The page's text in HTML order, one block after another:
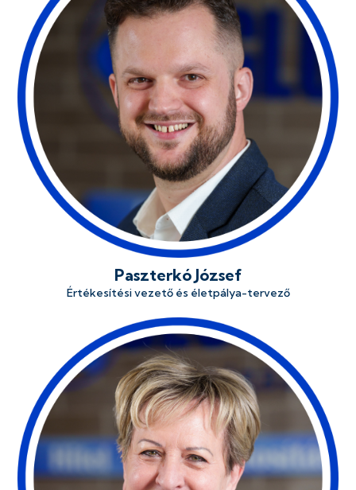
Paszterkó József
Értékesítési vezető és életpálya-tervező